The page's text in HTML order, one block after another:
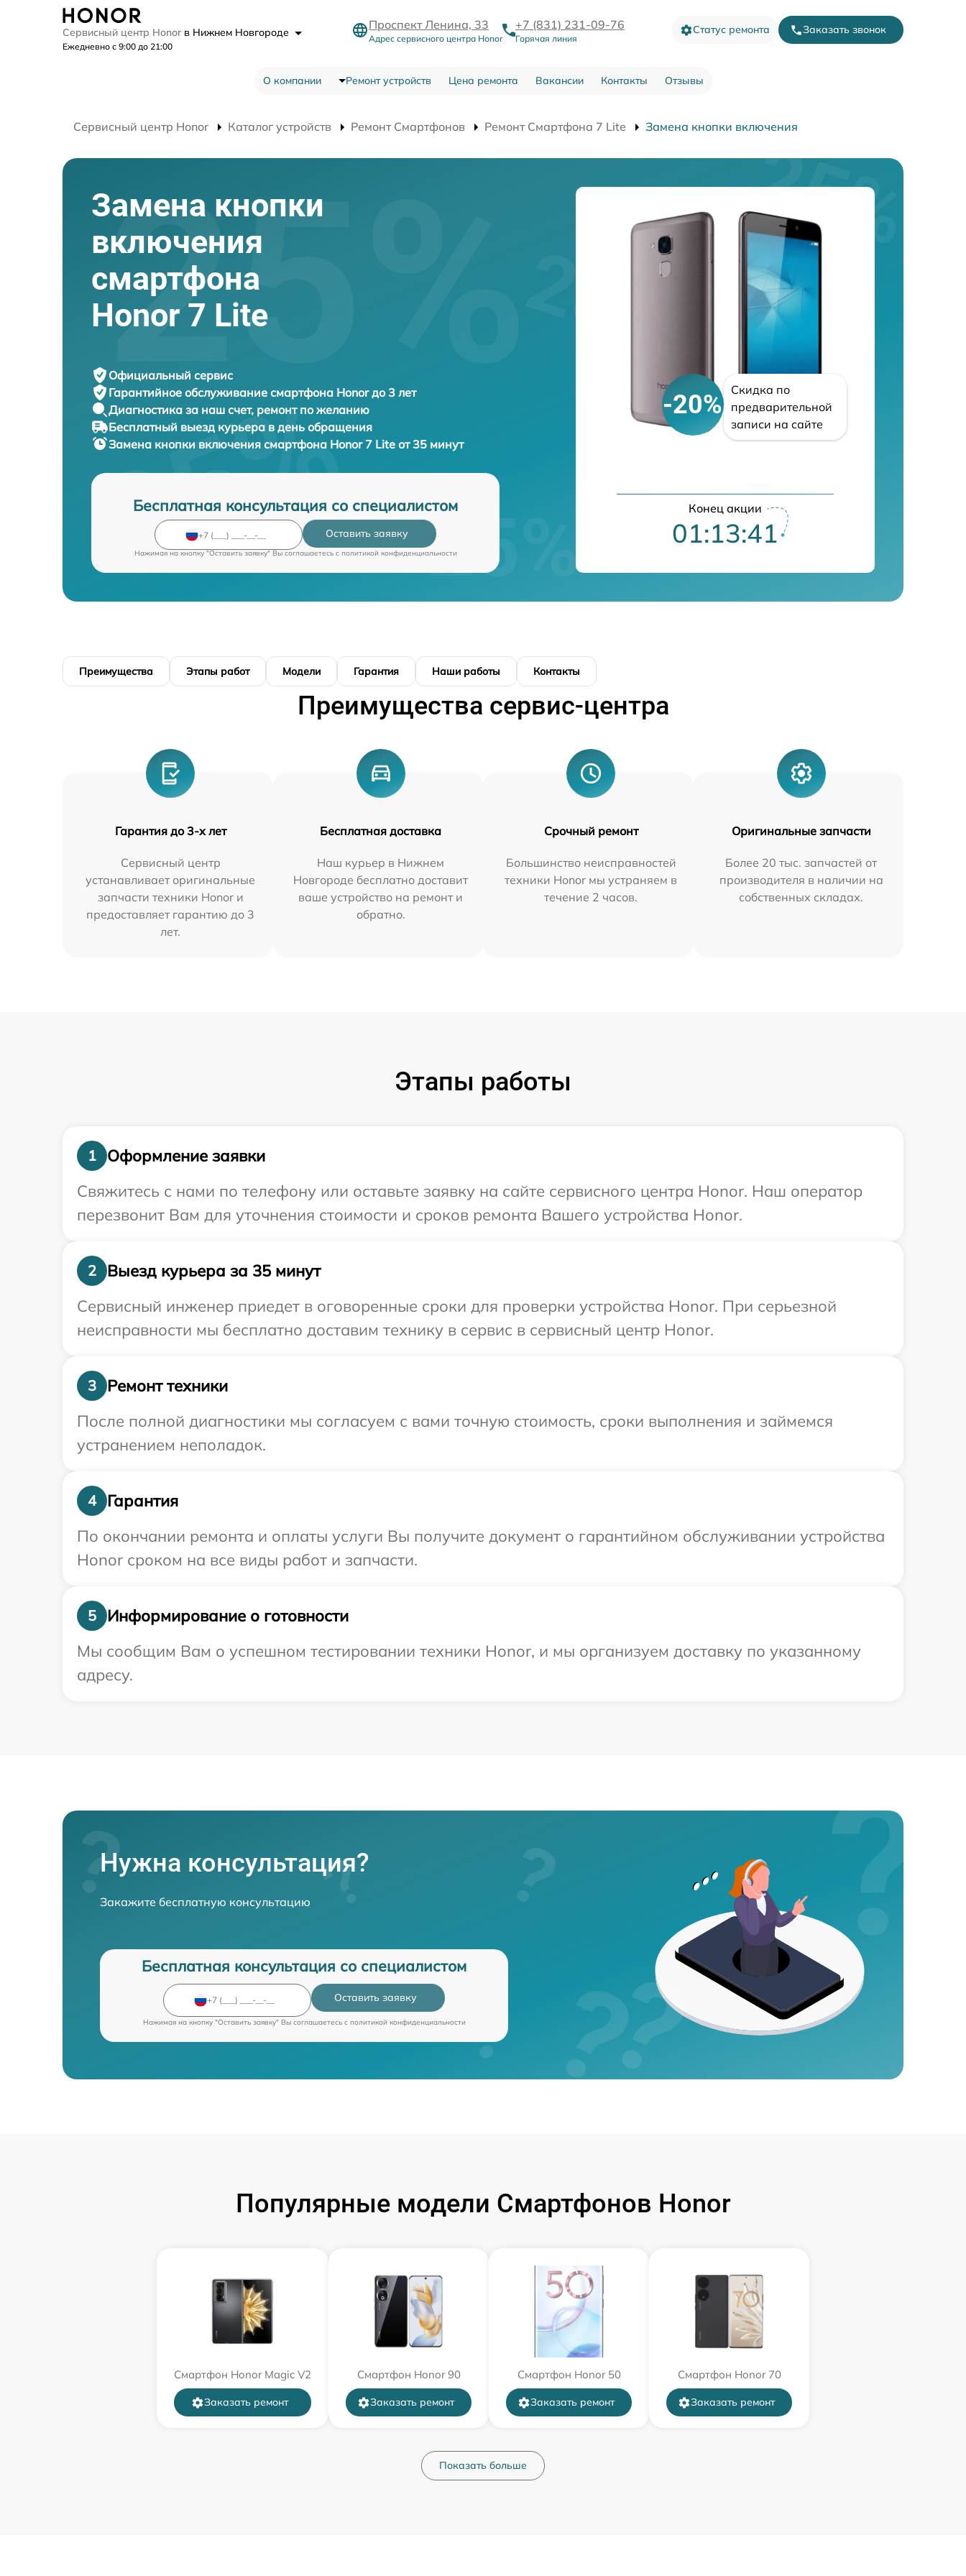
Сервисный центр Honor в Нижнем Новгороде
Ежедневно с 9:00 до 21:00
Проспект Ленина, 33
Адрес сервисного центра Honor
+7 (831) 231-09-76
Горячая линия
Статус ремонта Заказать звонок
О компании Ремонт устройств Цена ремонта Вакансии Контакты Отзывы
Сервисный центр Honor Каталог устройств Ремонт Смартфонов Ремонт Смартфона 7 Lite Замена кнопки включения
Замена кнопки
включения
смартфона
Honor 7 Lite
Официальный сервис
Гарантийное обслуживание смартфона Honor до 3 лет
Диагностика за наш счет, ремонт по желанию
Бесплатный выезд курьера в день обращения
Замена кнопки включения смартфона Honor 7 Lite от 35 минут
Бесплатная консультация со специалистом
Оставить заявку
Нажимая на кнопку "Оставить заявку" Вы соглашаетесь c политикой конфиденциальности
-20%
Скидка по
предварительной
записи на сайте
Конец акции
01:13:40
Преимущества Этапы работ Модели Гарантия Наши работы Контакты
Преимущества сервис-центра
Гарантия до 3-х лет
Сервисный центр
устанавливает оригинальные
запчасти техники Honor и
предоставляет гарантию до 3
лет.
Бесплатная доставка
Наш курьер в Нижнем
Новгороде бесплатно доставит
ваше устройство на ремонт и
обратно.
Срочный ремонт
Большинство неисправностей
техники Honor мы устраняем в
течение 2 часов.
Оригинальные запчасти
Более 20 тыс. запчастей от
производителя в наличии на
собственных складах.
Этапы работы
1
Оформление заявки
Свяжитесь с нами по телефону или оставьте заявку на сайте сервисного центра Honor. Наш оператор
перезвонит Вам для уточнения стоимости и сроков ремонта Вашего устройства Honor.
2
Выезд курьера за 35 минут
Сервисный инженер приедет в оговоренные сроки для проверки устройства Honor. При серьезной
неисправности мы бесплатно доставим технику в сервис в сервисный центр Honor.
3
Ремонт техники
После полной диагностики мы согласуем с вами точную стоимость, сроки выполнения и займемся
устранением неполадок.
4
Гарантия
По окончании ремонта и оплаты услуги Вы получите документ о гарантийном обслуживании устройства
Honor сроком на все виды работ и запчасти.
5
Информирование о готовности
Мы сообщим Вам о успешном тестировании техники Honor, и мы организуем доставку по указанному
адресу.
Нужна консультация?
Закажите бесплатную консультацию
Бесплатная консультация со специалистом
Оставить заявку
Нажимая на кнопку "Оставить заявку" Вы соглашаетесь c политикой конфиденциальности
Популярные модели Смартфонов Honor
Смартфон Honor Magic V2
Заказать ремонт
Смартфон Honor 90
Заказать ремонт
Смартфон Honor 50
Заказать ремонт
Смартфон Honor 70
Заказать ремонт
Показать больше